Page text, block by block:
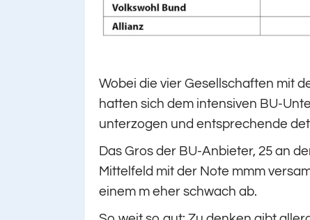
Wobei die vier Gesellschaften mit
hatten sich dem intensiven BU-
unterzogen und entsprechende
Das Gros der BU-Anbieter, 25 an
Mittelfeld mit der Note mmm
einem m eher schwach ab.